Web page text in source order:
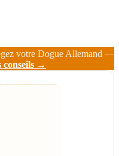
votre Dogue Allemand —
conseils →